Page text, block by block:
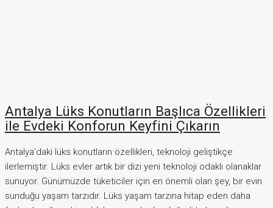
Antalya Lüks Konutların Başlıca Özellikleri
ile Evdeki Konforun Keyfini Çıkarın
Antalya’daki lüks konutların özellikleri, teknoloji geliştikçe
ilerlemiştir. Lüks evler artık bir dizi yeni teknoloji odaklı olanaklar
sunuyor. Günümüzde tüketiciler için en önemli olan şey, bir evin
sunduğu yaşam tarzıdır. Lüks yaşam tarzına hitap eden daha